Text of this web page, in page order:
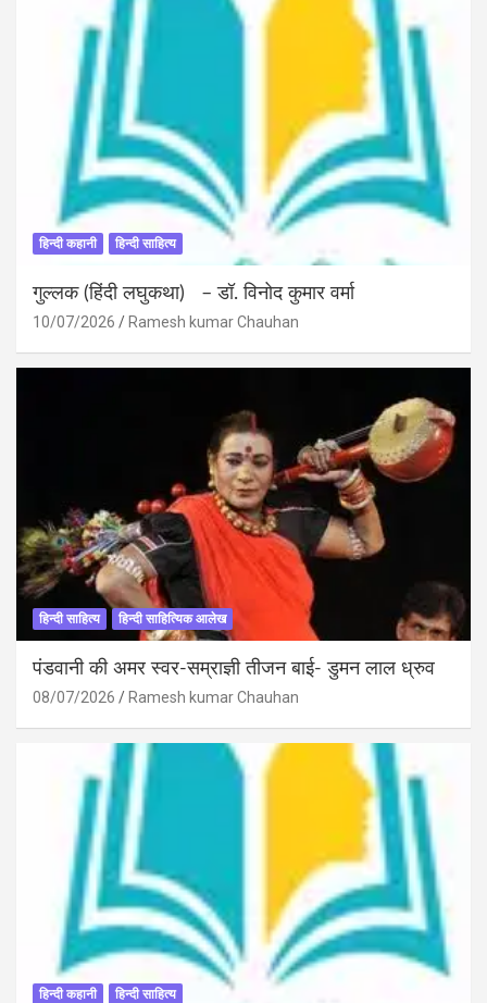
हिन्दी कहानी हिन्दी साहित्य
गुल्लक (हिंदी लघुकथा) – डॉ. विनोद कुमार वर्मा
10/07/2026 Ramesh kumar Chauhan
हिन्दी साहित्य हिन्दी साहित्यिक आलेख
पंडवानी की अमर स्वर-सम्राज्ञी तीजन बाई- डुमन लाल ध्रुव
08/07/2026 Ramesh kumar Chauhan
हिन्दी कहानी हिन्दी साहित्य